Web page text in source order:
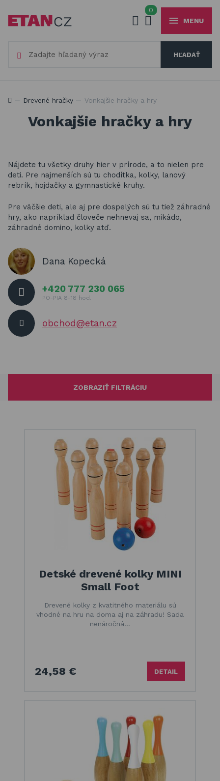
Zabudnuté heslo
0
MENU
+420777 230 065
Obaly a plachty na záhradný nábytok
Drevené hračky
Hojdačky a závesné systémy
VŠETKO O NÁKUPE
REALIZÁCIE V ČR
KONTAKT
HĽADAŤ
Produkty na zatienenie vašej záhrady, terasy či balkóna
Drevené hračky Vonkajšie hračky a hry
Vonkajšie hračky a hry
Nájdete tu všetky druhy hier v prírode, a to nielen pre
deti. Pre najmenších sú tu chodítka, kolky, lanový
rebrík, hojdačky a gymnastické kruhy.
Pre väčšie deti, ale aj pre dospelých sú tu tiež záhradné
hry, ako napríklad človeče nehnevaj sa, mikádo,
záhradné domino, kolky atď.
Dana Kopecká
+420 777 230 065
PO-PIA 8-18 hod.
obchod@etan.cz
ZOBRAZIŤ FILTRÁCIU
Zoradiť podľa
Odporúčame Najnižšej ceny Najvyššej ceny
Detské drevené kolky MINI
Small Foot
Drevené kolky z kvatitného materiálu sú
vhodné na hru na doma aj na záhradu! Sada
nenáročná…
24,58 € DETAIL